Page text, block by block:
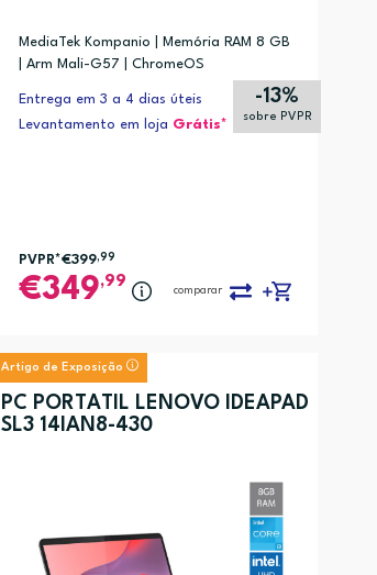
MediaTek Kompanio | Memória RAM 8 GB
| Arm Mali-G57 | ChromeOS
Entrega em 3 a 4 dias úteis
Levantamento em loja Grátis*
-13%
sobre PVPR
PVPR*€399,99
349,99
comparar
Artigo de Exposição
PC PORTÁTIL LENOVO IDEAPAD
SL3 14IAN8-430